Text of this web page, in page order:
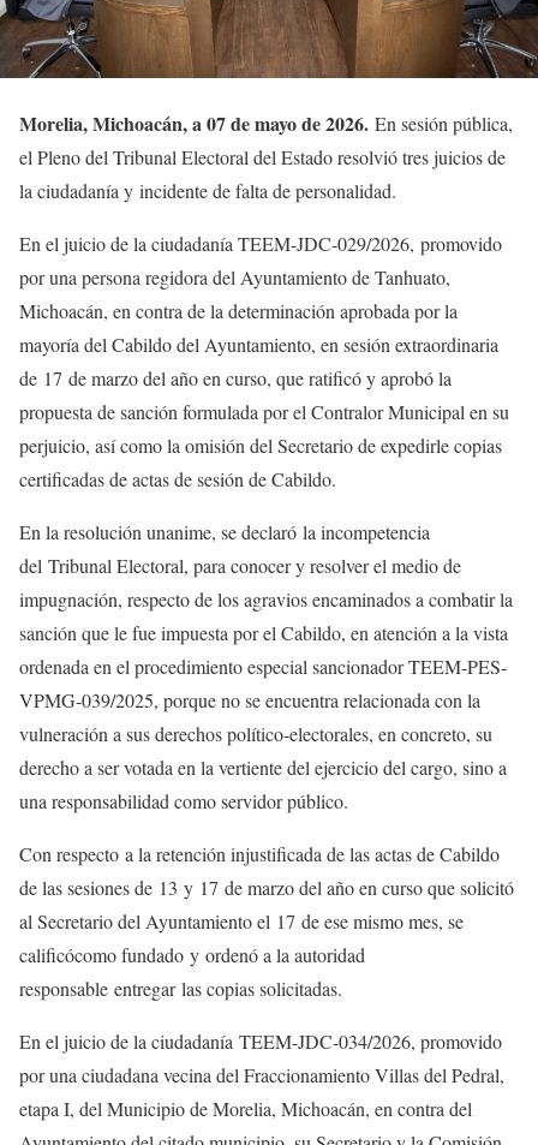
Morelia, Michoacán, a 07 de mayo de 2026. En sesión pública,
el Pleno del Tribunal Electoral del Estado resolvió tres juicios de
la ciudadanía y incidente de falta de personalidad.
En el juicio de la ciudadanía TEEM-JDC-029/2026, promovido
por una persona regidora del Ayuntamiento de Tanhuato,
Michoacán, en contra de la determinación aprobada por la
mayoría del Cabildo del Ayuntamiento, en sesión extraordinaria
de 17 de marzo del año en curso, que ratificó y aprobó la
propuesta de sanción formulada por el Contralor Municipal en su
perjuicio, así como la omisión del Secretario de expedirle copias
certificadas de actas de sesión de Cabildo.
En la resolución unanime, se declaró la incompetencia
del Tribunal Electoral, para conocer y resolver el medio de
impugnación, respecto de los agravios encaminados a combatir la
sanción que le fue impuesta por el Cabildo, en atención a la vista
ordenada en el procedimiento especial sancionador TEEM-PES-
VPMG-039/2025, porque no se encuentra relacionada con la
vulneración a sus derechos político-electorales, en concreto, su
derecho a ser votada en la vertiente del ejercicio del cargo, sino a
una responsabilidad como servidor público.
Con respecto a la retención injustificada de las actas de Cabildo
de las sesiones de 13 y 17 de marzo del año en curso que solicitó
al Secretario del Ayuntamiento el 17 de ese mismo mes, se
calificócomo fundado y ordenó a la autoridad
responsable entregar las copias solicitadas.
En el juicio de la ciudadanía TEEM-JDC-034/2026, promovido
por una ciudadana vecina del Fraccionamiento Villas del Pedral,
etapa I, del Municipio de Morelia, Michoacán, en contra del